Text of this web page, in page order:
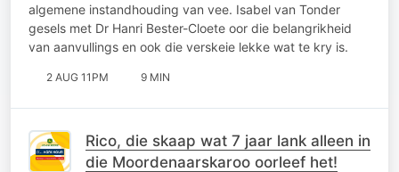
algemene instandhouding van vee. Isabel van Tonder
gesels met Dr Hanri Bester-Cloete oor die belangrikheid
van aanvullings en ook die verskeie lekke wat te kry is.
2 AUG 11PM 9 MIN
Rico, die skaap wat 7 jaar lank alleen in
die Moordenaarskaroo oorleef het!